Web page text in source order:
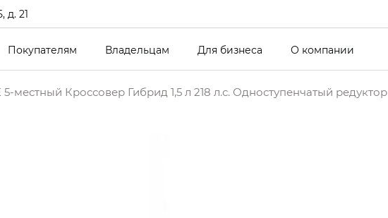
д. 21
Покупателям Владельцам Для бизнеса О компании
5-местный Кроссовер Гибрид 1,5 л 218 л.с. Одноступенчатый редуктор